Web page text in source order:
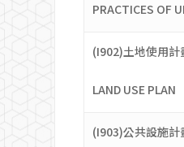
PRACTICES OF
(I902)土地使用計
LAND USE PLAN
(I903)公共設施計